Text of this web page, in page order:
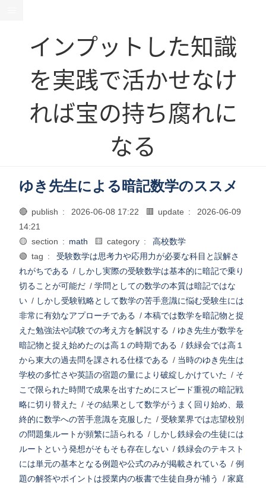
インプットした知識
を実践で活かせなけ
れば宝の持ち腐れに
なる
ゆき先生による暗記数学のススメ
🔴 publish : 2026-06-08 17:22 🟥 update :
2026-06-09
14:21
🟡 section : math 🟨 category :
高校数学
🟢 tag :
受験数学は思考力や応用力が必要な科目と誤解さ
れがちである / しかし実際の受験数学は基本的に暗記で乗り
切ることが可能だ / 学問としての数学の本質は暗記ではな
い / しかし受験戦略として数学の苦手意識に悩む受験生には
非常に有効なアプローチである / 本稿では数学を暗記物と捉
えた勉強法や試験での考え方を解説する / ゆき先生が数学を
暗記物と捉え始めたのは高１の時期である / 鉄緑会では高１
から東大の過去問を課される仕様である / 当時のゆき先生は
学校の多忙さや英語の宿題の量により破綻しかけていた / そ
こで限られた時間で成果を出すためにスピード重視の暗記戦
略に切り替えた / その結果として数学がうまく回り始め、最
終的に数学への苦手意識を克服した / 受験業界では志望校別
の問題集ルートが頻繁に語られる / しかし鉄緑会の生徒には
ルートという発想がそもそも存在しない / 鉄緑会のテキスト
には単元の基本となる例題や公式のみが掲載されている / 例
題の解答やポイントは授業内の板書で生徒自身が補う
/ 家庭